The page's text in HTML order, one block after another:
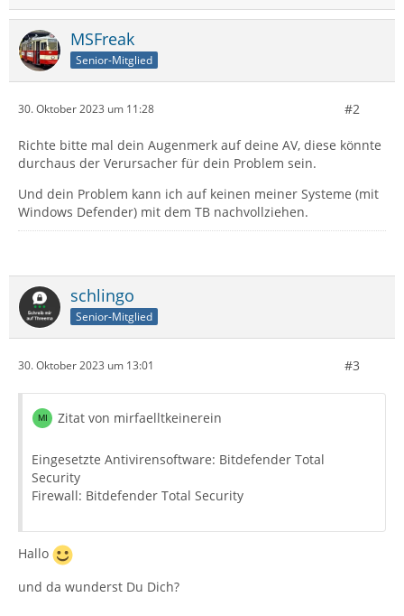
MSFreak
Senior-Mitglied
30. Oktober 2023 um 11:28 #2
Richte bitte mal dein Augenmerk auf deine AV, diese könnte
durchaus der Verursacher für dein Problem sein.
Und dein Problem kann ich auf keinen meiner Systeme (mit
Windows Defender) mit dem TB nachvollziehen.
schlingo
Senior-Mitglied
30. Oktober 2023 um 13:01 #3
Zitat von mirfaelltkeinerein
Eingesetzte Antivirensoftware: Bitdefender Total
Security
Firewall: Bitdefender Total Security
Hallo
und da wunderst Du Dich?